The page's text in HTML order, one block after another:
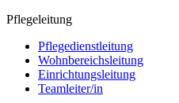
Pflegeleitung
Pflegedienstleitung
Wohnbereichsleitung
Einrichtungsleitung
Teamleiter/in